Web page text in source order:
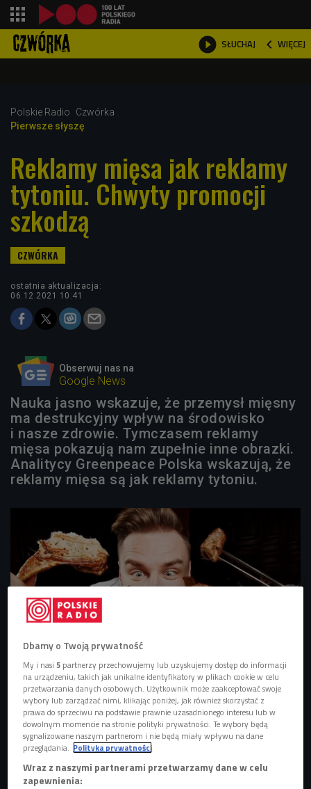
 SŁUCHAJ  WIĘCEJ

Polskie Radio
Czwórka
Pierwsze słyszę
Reklamy mięsa jak reklamy
tytoniu. Chwyty promocji
szkodzą
ostatnia aktualizacja:
06.12.2021 10:41
Obserwuj nas na
Google News
Nauka jasno wskazuje, że przemysł mięsny
ma destrukcyjny wpływ na środowisko
i nasze zdrowie. Tymczasem reklamy
mięsa pokazują nam zupełnie inne obrazki.
Analitycy Greenpeace Polska wskazują, że
reklamy mięsa są jak reklamy tytoniu.
- W świecie reklam mięsa utrwalane są stereotypy, np. pokazywani są
mężczyźni jedzący mięso, w podtekście mamy obraz, że mięso to męskość, że
daje ono siłę - mówi przedstawicielka Greenpeace Polska.
Foto:
shutterstock/Maksim Denisenko
POSŁUCHAJ
Jakie triki wykorzystywane są w reklamach mięsa?
Dbamy o Twoją prywatność
My i nasi5 partnerzy przechowujemy lub uzyskujemy dostęp do informacji
na urządzeniu, takich jak unikalne identyfikatory w plikach cookie w celu
przetwarzania danych osobowych. Użytkownik może zaakceptować swoje
wybory lub zarządzać nimi, klikając poniżej, jak również skorzystać z
prawa do sprzeciwu na podstawie prawnie uzasadnionego interesu lub w
dowolnym momencie na stronie polityki prywatności. Te wybory będą
sygnalizowane naszym partnerom i nie będą miały wpływu na dane
przeglądania. Polityka prywatności
Wraz z naszymi partnerami przetwarzamy dane w celu
zapewnienia: